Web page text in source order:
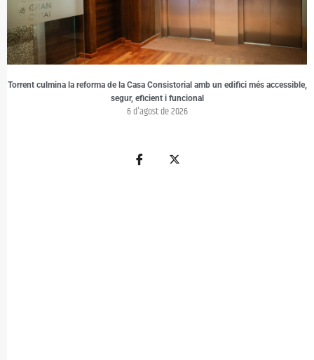
Torrent culmina la reforma de la Casa Consistorial amb un edifici més accessible,
segur, eficient i funcional
6 d'agost de 2026